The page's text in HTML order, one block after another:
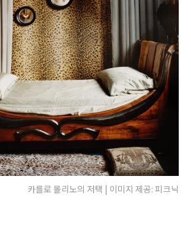
카를로 몰리노의 저택 | 이미지 제공: 피크닉